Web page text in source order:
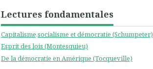
Lectures fondamentales
Capitalisme,socialisme et démocratie (Schumpeter)
Esprit des lois (Montesquieu)
De la démocratie en Amérique (Tocqueville)